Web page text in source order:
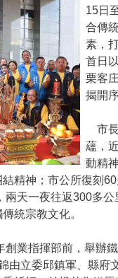
15日
合傳
素，
首日
栗客
揭開
市長
蘊，
動精
精神；市公所復刻
天一夜往返300多
統宗教文化。
業指揮部前，舉辦
由立委邱鎮軍、縣府